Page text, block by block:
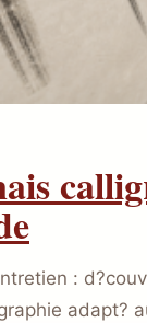
:
adapt?